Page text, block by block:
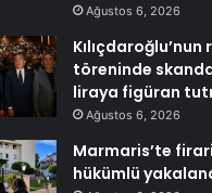
Ağustos 6, 2026
Kılıçdaroğlu’nun
töreninde
liraya figüran
Ağustos 6, 2026
Marmaris’te firari
hükümlü